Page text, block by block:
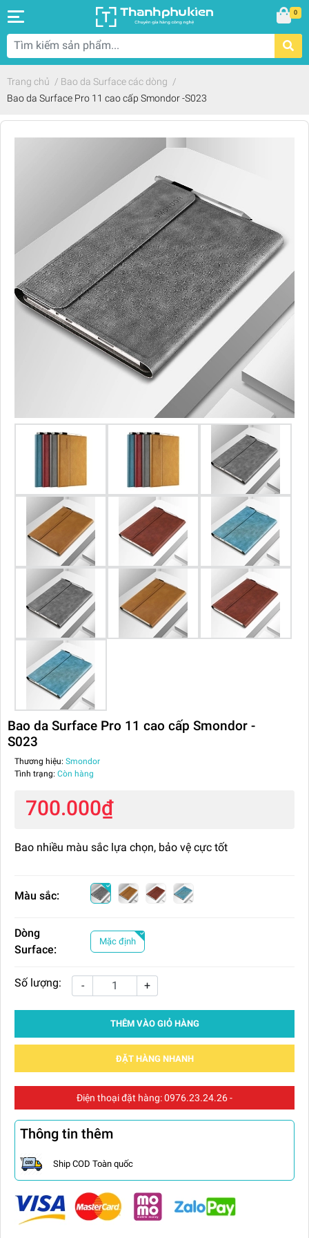
0
Trang chủ / Bao da Surface các dòng /
Bao da Surface Pro 11 cao cấp Smondor -S023
Bao da Surface Pro 11 cao cấp Smondor -
S023
Thương hiệu: Smondor
Tình trạng: Còn hàng
700.000₫
Bao nhiều màu sắc lựa chọn, bảo vệ cực tốt
Màu sắc:
Dòng
Surface:
Mặc định
Số lượng: - +
THÊM VÀO GIỎ HÀNG
ĐẶT HÀNG NHANH
Điện thoại đặt hàng:0976.23.24.26-
Thông tin thêm
Ship COD Toàn quốc